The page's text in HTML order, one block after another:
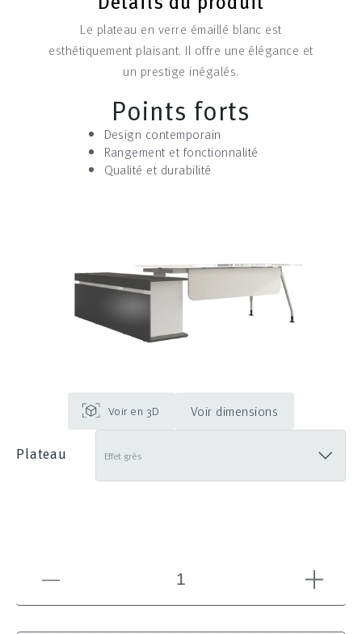
Le plateau en verre émaillé blanc est
esthétiquement plaisant. Il offre une élégance et
un prestige inégalés.
Points forts
Design contemporain
Rangement et fonctionnalité
Qualité et durabilité
Voir dimensions
Plateau